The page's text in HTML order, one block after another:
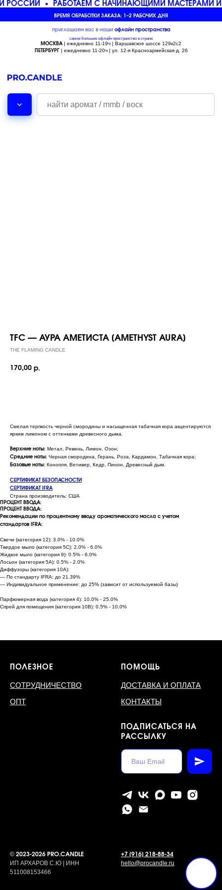
РОССИИ РАБОТАЕМ С НАЧИНАЮЩИМИ МАСТЕРАМИ И
ВРЕМЯ ОБРАБОТКИ ЗАКАЗА: 1–2 РАБОЧИХ ДНЯ
приглашаем вас в наши офлайн пространства
самое большое офлайн пространство в стране
МОСКВА | ежедневно 11-19ч | Варшавское шоссе 129к2с2
ПЕТЕРБУРГ| ежедневно 11-20ч | ул. 12-я Красноармейская д. 26
TFC — АУРА АМЕТИСТА [AMETHYST AURA]
THE FLAMING CANDLE
170,00 р.
Смелая терпкость черной смородины и насыщенная табачная кора акцентируются
ярким лимоном с оттенками древесного дыма.
Верхние ноты: Метал, Ревень, Лимон, Озон;
Средние ноты: Черная смородина, Герань, Роза, Кардамон, Табачная кора;
Базовые ноты: Конопля, Ветивер, Кедр, Пинон, Древесный дым.
СЕРТИФИКАТ БЕЗОПАСНОСТИ
СЕРТИФИКАТ IFRA
Страна производитель: США
ПРОЦЕНТ ВВОДА:
ПРОЦЕНТ ВВОДА:
Рекомендации по процентному вводу ароматического масла с учетом
стандартов IFRA:
Свечи (категория 12): 3.0% - 10.0%
Твердое мыло (категория 5C): 2.0% - 6.0%
Жидкое мыло (категория 9): 0.5% - 6.0%
Лосьон (категория 5A): 0.5% - 2.0%
Диффузоры (категория 10A):
— По стандарту IFRA: до 21.39%
— Индивидуальное применение: до 25% (зависит от используемой базы)
Парфюмерная вода (категория 4): 10.0% - 25.0%
Спрей для помещения (категория 10B): 0.5% - 10.0%
ПОЛЕЗНОЕ
СОТРУДНИЧЕСТВО
ОПТ
ПОМОЩЬ
ДОСТАВКА И ОПЛАТА
КОНТАКТЫ
ПОДПИСАТЬСЯ НА
РАССЫЛКУ
© 2023-2026 PRO.CANDLE
ИП АРХАРОВ С.Ю | ИНН
511008153466
+7 [916] 218-88-34
hello@procandle.ru